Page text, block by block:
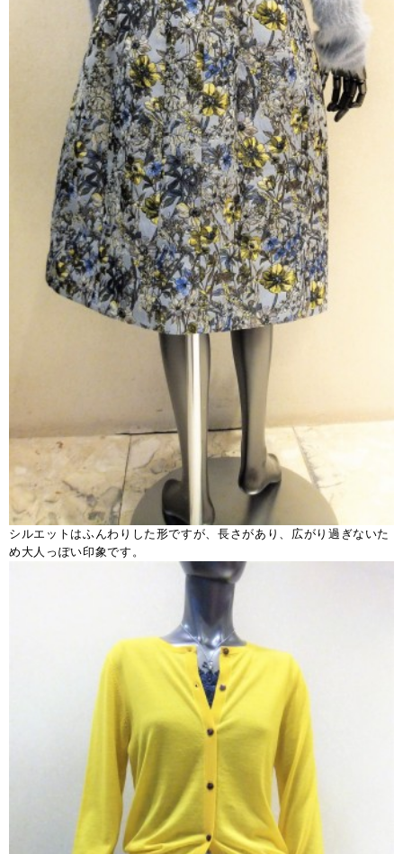
シルエットはふんわりした形ですが、長さがあり、広がり過ぎないた
め大人っぽい印象です。